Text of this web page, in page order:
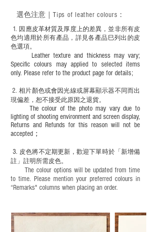
適合六歲以下兒童使用；六至十二歲兒童
必須由成年人陪同下使用並應小心處理。
1. ​ 因應皮革材質及厚度上的差異，並非所有皮
色均適用於所有產品，詳見各產品巳列出的皮
色選項。
Leather texture and thickness may vary;
Specific colours may applied to selected items
only. Please refer to the product page for details;
​2.相片顏色或會因光線或屏幕顯示器不同而出
現偏差，恕不接受此原因之退貨。
The colour of the photo may vary due to
lighting of shooting environment and screen display,
Returns and Refunds for this reason will not be
accepted；
3. 皮色將不定期更新，歡迎下單時於「新增備
註」註明 所需皮色。
The colour options will be updated from time
to time. Please mention your preferred colours in
“Remarks" columns when placing an order.
選色注意｜ Tips of leather colours ：